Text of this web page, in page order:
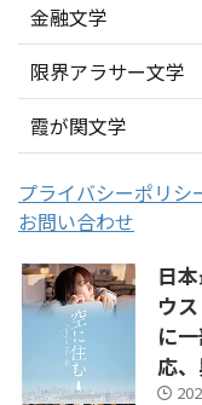
金融文学
限界アラサー文学
霞が関文学
プライバシーポリシ
お問い合わせ
日
ウ
に
応